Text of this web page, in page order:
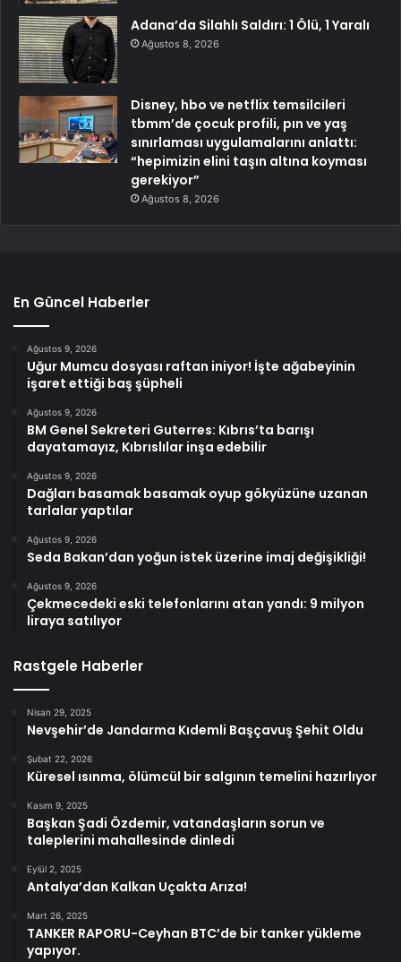
Adana’da Silahlı Saldırı: 1 Ölü, 1 Yaralı
Ağustos 8, 2026
Disney, hbo ve netflix temsilcileri
tbmm’de çocuk profili, pın ve yaş
sınırlaması uygulamalarını anlattı:
“hepimizin elini taşın altına koyması
gerekiyor”
Ağustos 8, 2026
En Güncel Haberler
Ağustos 9, 2026
Uğur Mumcu dosyası raftan iniyor! İşte ağabeyinin
işaret ettiği baş şüpheli
Ağustos 9, 2026
BM Genel Sekreteri Guterres: Kıbrıs’ta barışı
dayatamayız, Kıbrıslılar inşa edebilir
Ağustos 9, 2026
Dağları basamak basamak oyup gökyüzüne uzanan
tarlalar yaptılar
Ağustos 9, 2026
Seda Bakan’dan yoğun istek üzerine imaj değişikliği!
Ağustos 9, 2026
Çekmecedeki eski telefonlarını atan yandı: 9 milyon
liraya satılıyor
Rastgele Haberler
Nisan 29, 2025
Nevşehir’de Jandarma Kıdemli Başçavuş Şehit Oldu
Şubat 22, 2026
Küresel ısınma, ölümcül bir salgının temelini hazırlıyor
Kasım 9, 2025
Başkan Şadi Özdemir, vatandaşların sorun ve
taleplerini mahallesinde dinledi
Eylül 2, 2025
Antalya’dan Kalkan Uçakta Arıza!
Mart 26, 2025
TANKER RAPORU-Ceyhan BTC’de bir tanker yükleme
yapıyor.